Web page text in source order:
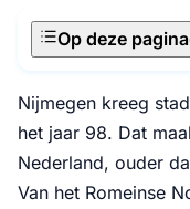
Op deze pagina
Nijmegen kreeg
het jaar 98. Dat
Nederland, ouder
Van het Romeinse